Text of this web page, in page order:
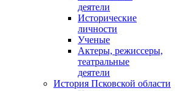
деятели
Исторические
личности
Ученые
Актеры, режиссеры,
театральные
деятели
История Псковской области